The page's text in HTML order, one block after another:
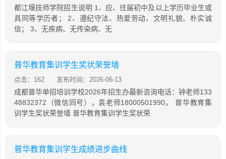
都江堰技师学院招生说明 1、应、往届初中及以上学历毕业生或
具同等学历者； 2、遵纪守法、热爱劳动、文明礼貌、朴实诚
信； 3、无疾病、无传染病、无
普华教育集训学生奖状荣誉墙
点击：162 发布时间：2026-06-13
成都普华单招培训学校2026年招生办最新咨询电话：钟老师133
48832372（微信同号），袁老师18000501990。 普华教育集
训学生奖状荣誉墙 普华教育集训学生奖状荣
普华教育集训学生成绩进步曲线